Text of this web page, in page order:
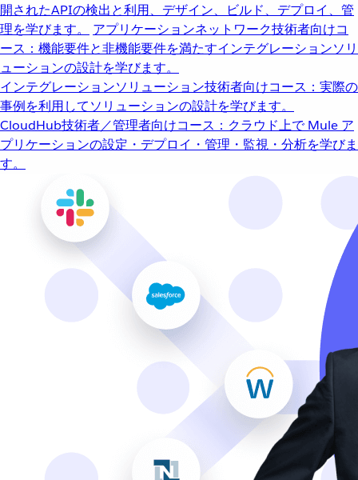
開されたAPIの検出と利用、デザイン、ビルド、デプロイ、管
理を学びます。
アプリケーションネットワーク技術者向けコ
ース：機能要件と非機能要件を満たすインテグレーションソリ
ューションの設計を学びます。
インテグレーションソリューション技術者向けコース：実際の
事例を利用してソリューションの設計を学びます。
CloudHub技術者／管理者向けコース：クラウド上で Mule ア
プリケーションの設定・デプロイ・管理・監視・分析を学びま
す。